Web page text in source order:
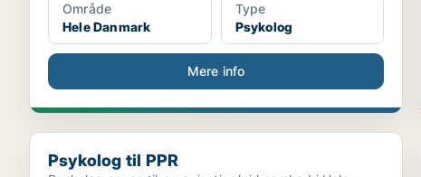
Område
Hele Danmark
Type
Psykolog
Mere info
Psykolog til PPR
Psykolog til PPR